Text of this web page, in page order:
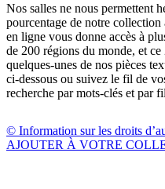
Nos salles ne nous permettent
pourcentage de notre
en ligne vous donne accès à
de 200 régions du monde, et
quelques-unes de nos pièces
ci-dessous ou suivez le fil de
recherche par mots-clés et par
© Information sur les droits
AJOUTER À VOTRE